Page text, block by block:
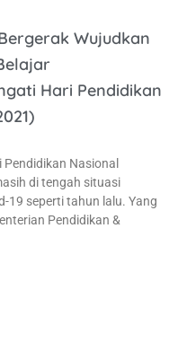
Wujudkan
Hari Pendidikan
Pendidikan Nasional
di tengah situasi
19 seperti tahun lalu. Yang
Pendidikan &